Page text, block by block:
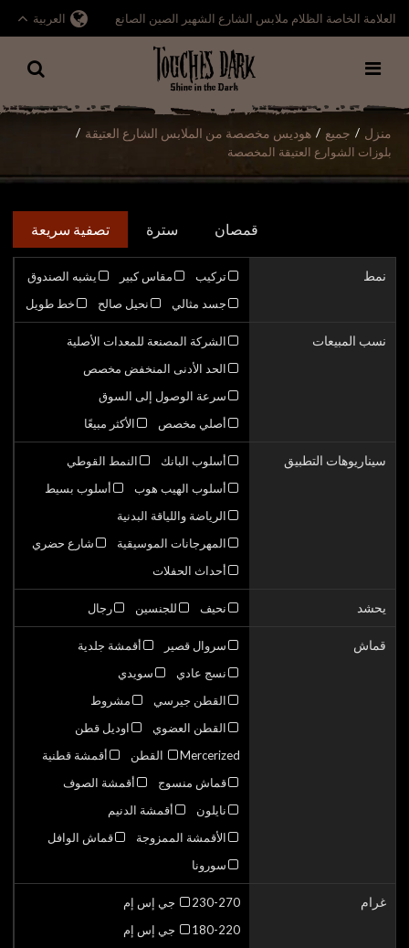
العلامة الخاصة الظلام ملابس الشارع الشهير الصين الصانع العربية
منزل / جميع / هوديس مخصصة من الملابس الشارع العتيقة /
بلوزات الشوارع العتيقة المخصصة
تصفية سريعة سترة قمصان
نمط تركيب مقاس كبير
يشبه الصندوق
جسد مثالي
نحيل صالح خط طويل
نسب المبيعات
الشركة المصنعة للمعدات الأصلية
الحد الأدنى المنخفض مخصص
سرعة الوصول إلى السوق
أصلي مخصص
الأكثر مبيعًا
سيناريوهات التطبيق أسلوب البانك
النمط القوطي
أسلوب الهيب هوب
أسلوب بسيط
الرياضة واللياقة البدنية
المهرجانات الموسيقية
شارع حضري
أحداث الحفلات
يحشد نحيف للجنسين رجال
قماش سروال قصير
أقمشة جلدية
نسج عادي
سويدي
القطن جيرسي
مشروط
القطن العضوي
اوديل قطن
Mercerized القطن
أقمشة قطنية
قماش منسوج
أقمشة الصوف
نايلون
أقمشة الدنيم
الأقمشة الممزوجة
قماش الوافل
سورونا
غرام
230-270 جي إس إم
180-220 جي إس إم